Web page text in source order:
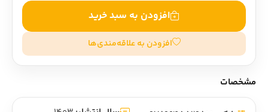
افزودن به سبد خرید
افزودن به علاقه‌مندی‌ها
مشخصات